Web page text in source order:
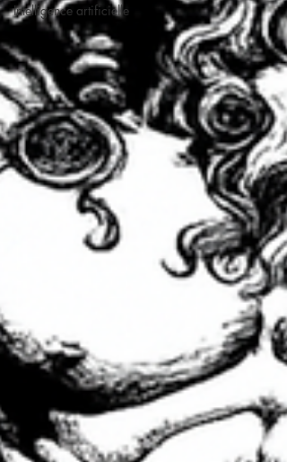
Intelligence artificielle